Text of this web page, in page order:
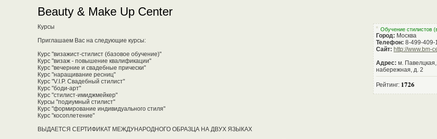
Beauty & Make Up Center
Обучение стилистов
Город: Москва
Телефон: 8-499-409-
Сайт: http://www.bm-
Адрес: м.
набережная, д. 2
Рейтинг: 1726
Курсы
Приглашаем Вас на следующие курсы:
Курс "визажист-стилист (базовое обучение)"
Курс "визаж - повышение квалификации"
Курс "вечерние и свадебные прически"
Курс "наращивание ресниц"
Курс "V.I.P. Свадебный стилист"
Курс "боди-арт"
Курс "стилист-имиджмейкер"
Курсы "подиумный стилист"
Курс "формирование индивидуального стиля"
Курс "косоплетение"
ВЫДАЕТСЯ СЕРТИФИКАТ МЕЖДУНАРОДНОГО ОБРАЗЦА НА ДВУХ ЯЗЫКАХ